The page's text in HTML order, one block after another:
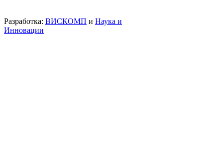
Разработка: ВИСКОМП и Наука и
Инновации